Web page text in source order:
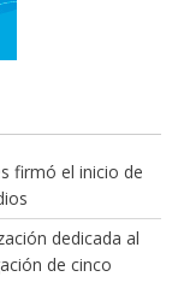
firmó el inicio de
dedicada al
de cinco